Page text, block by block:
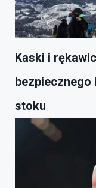
Kaski i
stoku